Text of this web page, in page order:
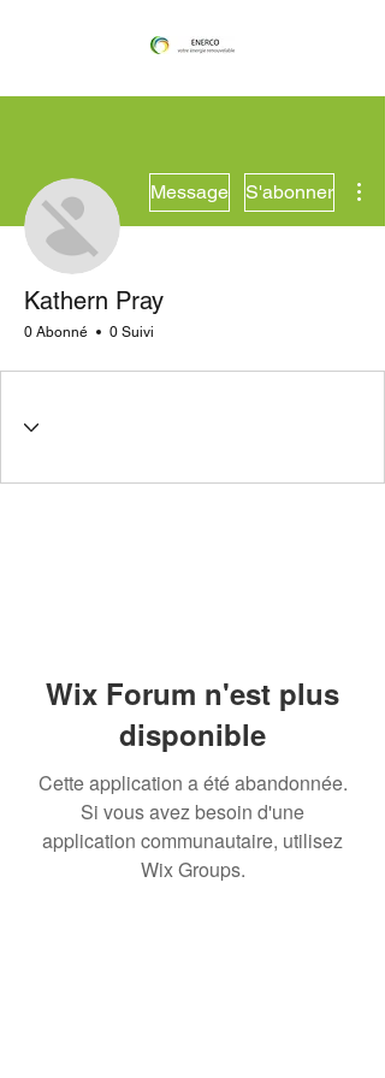
Message S'abonner
Kathern Pray
0 Abonné 0 Suivi
Wix Forum n'est plus
disponible
Cette application a été abandonnée.
Si vous avez besoin d'une
application communautaire, utilisez
Wix Groups.